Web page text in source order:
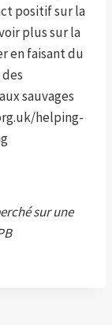
positif sur la
plus sur la
en faisant du
sauvages
helping-
sur une